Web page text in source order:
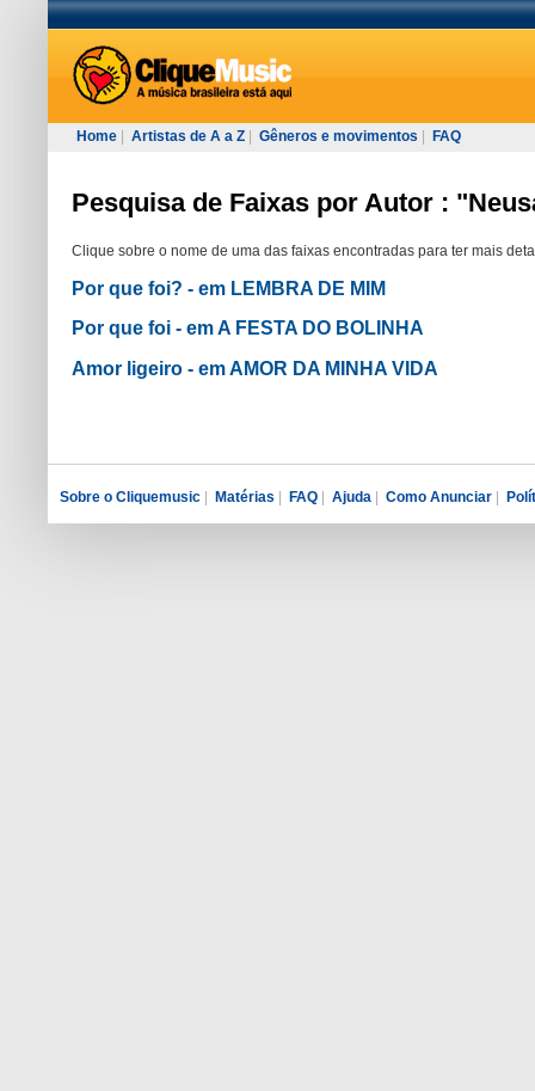
Home Artistas de A a Z Gêneros e movimentos FAQ
Pesquisa de Faixas por Autor :
Clique sobre o nome de uma das faixas encontradas para ter mais
Por que foi? - em LEMBRA DE MIM
Por que foi - em A FESTA DO BOLINHA
Amor ligeiro - em AMOR DA MINHA VIDA
Sobre o Cliquemusic | Matérias | FAQ | Ajuda | Como Anunciar |